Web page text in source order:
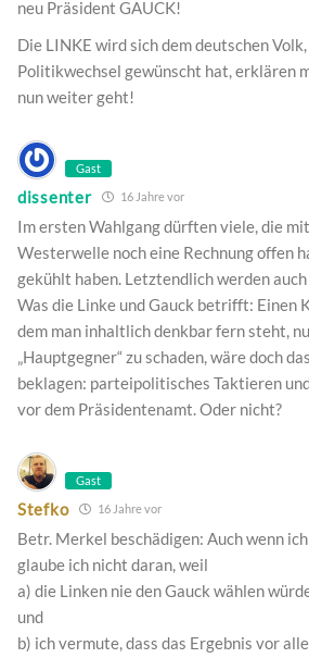
neu Präsident GAUCK!
Die LINKE wird sich dem deutschen
Politikwechsel gewünscht hat, erklären
nun weiter geht!
Gast
dissenter 16 Jahre vor
Im ersten Wahlgang dürften viele, die
Westerwelle noch eine Rechnung offen
gekühlt haben. Letztendlich werden
Was die Linke und Gauck betrifft: Einen
dem man inhaltlich denkbar fern steht,
„Hauptgegner“ zu schaden, wäre doch
beklagen: parteipolitisches Taktieren
vor dem Präsidentenamt. Oder nicht?
Gast
Stefko 16 Jahre vor
Betr. Merkel beschädigen: Auch wenn
glaube ich nicht daran, weil
a) die Linken nie den Gauck wählen
und
b) ich vermute, dass das Ergebnis vor